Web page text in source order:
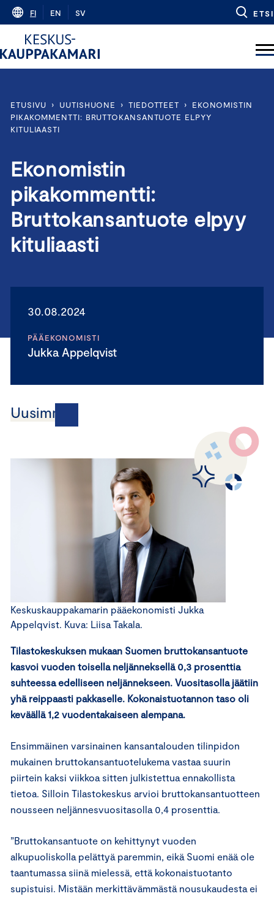
Skip
content
FI EN SV ETSI
ETUSIVU › UUTISHUONE › TIEDOTTEET ›
EKONOMISTIN
PIKAKOMMENTTI: BRUTTOKANSANTUOTE ELPYY
KITULIAASTI
Ekonomistin
pikakommentti:
Bruttokansantuote elpyy
kituliaasti
30.08.2024
PÄÄEKONOMISTI
Jukka Appelqvist
Uusimmat
Keskuskauppakamarin pääekonomisti Jukka
Appelqvist. Kuva: Liisa Takala.
Tilastokeskuksen mukaan Suomen bruttokansantuote
kasvoi vuoden toisella neljänneksellä 0,3 prosenttia
suhteessa edelliseen neljännekseen. Vuositasolla jäätiin
yhä reippaasti pakkaselle. Kokonaistuotannon taso oli
keväällä 1,2 vuodentakaiseen alempana.
Ensimmäinen varsinainen kansantalouden tilinpidon
mukainen bruttokansantuotelukema vastaa suurin
piirtein kaksi viikkoa sitten julkistettua ennakollista
tietoa. Silloin Tilastokeskus arvioi bruttokansantuotteen
nousseen neljännesvuositasolla 0,4 prosenttia.
”Bruttokansantuote on kehittynyt vuoden
alkupuoliskolla pelättyä paremmin, eikä Suomi enää ole
taantumassa siinä mielessä, että kokonaistuotanto
supistuisi. Mistään merkittävämmästä nousukaudesta ei